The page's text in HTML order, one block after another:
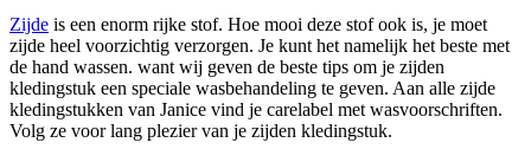
Zijde is een enorm rijke stof. Hoe mooi deze stof ook is, je moet
zijde heel voorzichtig verzorgen. Je kunt het namelijk het beste met
de hand wassen. want wij geven de beste tips om je zijden
kledingstuk een speciale wasbehandeling te geven. Aan alle zijde
kledingstukken van Janice vind je carelabel met wasvoorschriften.
Volg ze voor lang plezier van je zijden kledingstuk.